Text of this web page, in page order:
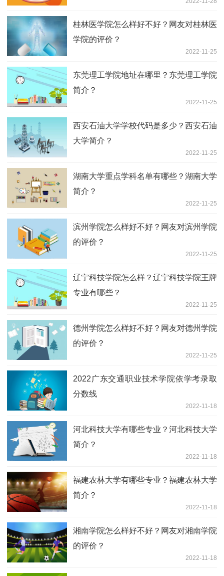
桂林医学院怎么样好不好？网友对桂林医
学院的评价？
2022-11-25
东莞理工学院地址在哪里？东莞理工学院
简介？
2022-11-25
西安石油大学学校代码是多少？西安石油
大学简介？
2022-11-25
湖南大学重点学科名单有哪些？湖南大学
简介？
2022-11-25
滨州学院怎么样好不好？网友对滨州学院
的评价？
2022-11-25
辽宁科技学院怎么样？辽宁科技学院王牌
专业有哪些？
2022-11-25
德州学院怎么样好不好？网友对德州学院
的评价？
2022-11-25
2022广东交通职业技术学院依学考录取
分数线
2022-11-18
河北科技大学有哪些专业？河北科技大学
简介？
2022-11-18
福建农林大学有哪些专业？福建农林大学
简介？
2022-11-18
湘南学院怎么样好不好？网友对湘南学院
的评价？
2022-11-18